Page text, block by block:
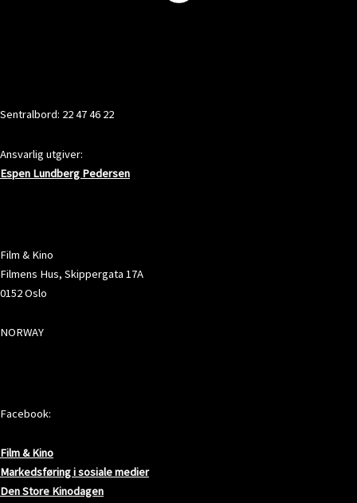
Sentralbord: 22 47 46 22
Ansvarlig utgiver:
Espen Lundberg Pedersen
Film & Kino
Filmens Hus, Skippergata 17A
0152 Oslo
NORWAY
Facebook:
Film & Kino
Markedsføring i sosiale medier
Den Store Kinodagen